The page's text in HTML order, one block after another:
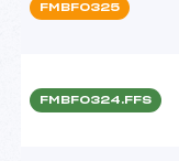
FMBF0325
FMBF0324.FFS